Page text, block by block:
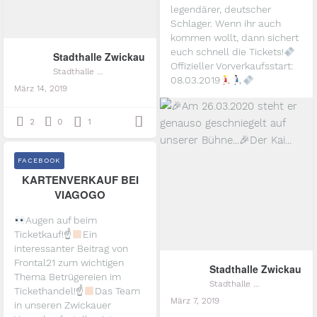
Stadthalle Zwickau
März 14, 2019
2 0 1
legendärer, deutscher
Schlager. Wenn ihr auch
kommen wollt, dann sichert
euch schnell die Tickets!
Offizieller Vorverkaufsstart:
08.03.2019
...
Stadthalle Zwickau
März 7, 2019
KARTENVERKAUF BEI
VIAGOGO
Augen auf beim
Ticketkauf!☝
Ein
interessanter Beitrag von
Frontal21 zum wichtigen
Thema Betrügereien im
Tickethandel!☝
Das Team
in unseren Zwickauer
FACEBOOK